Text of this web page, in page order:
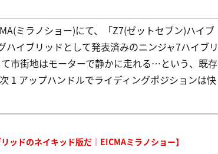
ミラノショー)にて、「Z7(ゼットセブン)ハイブ
イブリッドとして発表済みのニンジャ7ハイブリ
市街地はモーターで静かに走れる…という、既存
1 アップハンドルでライディングポジションは快
ッドのネイキッド版だ｜EICMAミラノショー】